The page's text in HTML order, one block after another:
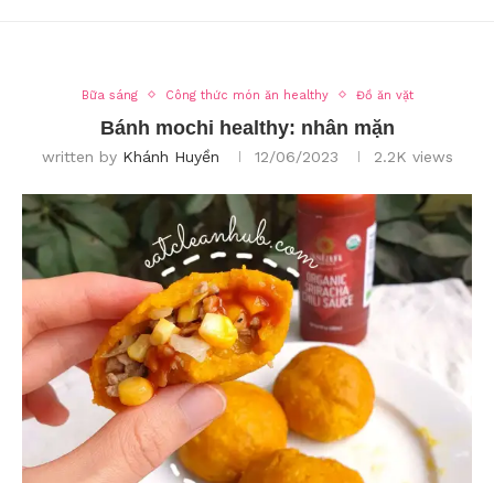
Bữa sáng Công thức món ăn healthy Đồ ăn vặt
Bánh mochi healthy: nhân mặn
written by Khánh Huyền 12/06/2023 2.2K views